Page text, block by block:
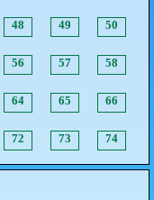
48 49 50
56 57 58
64 65 66
72 73 74